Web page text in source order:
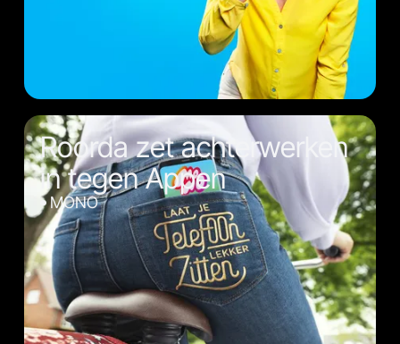
Roorda zet achterwerken
in tegen Appen
MONO